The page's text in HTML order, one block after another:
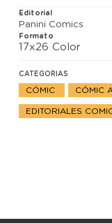
Editorial
Panini Comics
Formato
17x26 Color
CATEGORIAS
CÓMIC CÓMIC
EDITORIALES